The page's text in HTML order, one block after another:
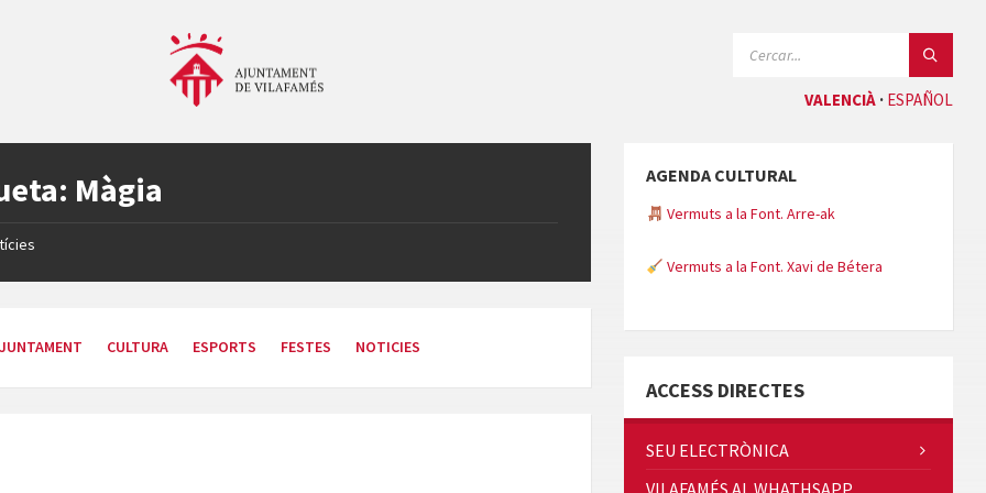
VALENCIÀ ESPAÑOL
Màgia
CULTURA ESPORTS FESTES NOTICIES
AGENDA CULTURAL
Vermuts a la Font. Arre-ak
Vermuts a la Font. Xavi de Bétera
ACCESS DIRECTES
SEU ELECTRÒNICA